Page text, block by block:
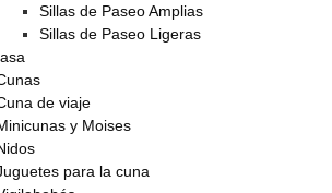
Sillas de Paseo Amplias
Sillas de Paseo Ligeras
de viaje
y Moises
para la cuna